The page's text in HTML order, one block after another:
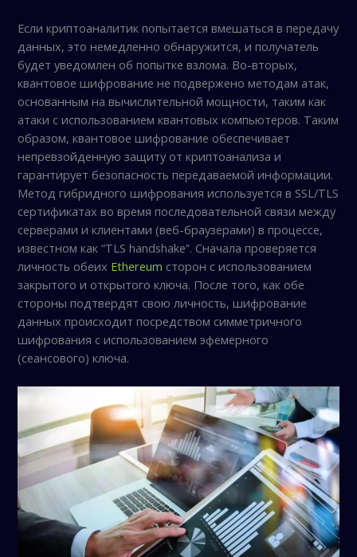
Если криптоаналитик попытается вмешаться в передачу
данных, это немедленно обнаружится, и получатель
будет уведомлен об попытке взлома. Во-вторых,
квантовое шифрование не подвержено методам атак,
основанным на вычислительной мощности, таким как
атаки с использованием квантовых компьютеров. Таким
образом, квантовое шифрование обеспечивает
непревзойденную защиту от криптоанализа и
гарантирует безопасность передаваемой информации.
Метод гибридного шифрования используется в SSL/TLS
сертификатах во время последовательной связи между
серверами и клиентами (веб-браузерами) в процессе,
известном как “TLS handshake”. Сначала проверяется
личность обеих Ethereum сторон с использованием
закрытого и открытого ключа. После того, как обе
стороны подтвердят свою личность, шифрование
данных происходит посредством симметричного
шифрования с использованием эфемерного
(сеансового) ключа.